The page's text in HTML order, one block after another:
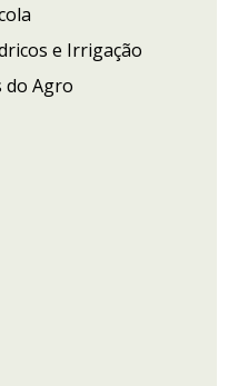
e Irrigação
do Agro